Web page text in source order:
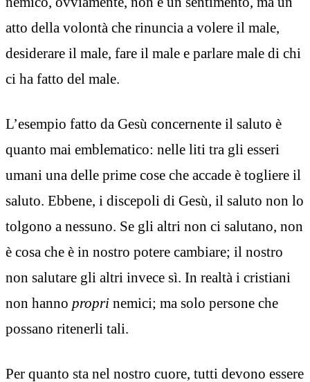
atto della volontà che rinuncia a volere il male,
desiderare il male, fare il male e parlare male di chi
ci ha fatto del male.
L’esempio fatto da Gesù concernente il saluto è
quanto mai emblematico: nelle liti tra gli esseri
umani una delle prime cose che accade è togliere il
saluto. Ebbene, i discepoli di Gesù, il saluto non lo
tolgono a nessuno. Se gli altri non ci salutano, non
è cosa che è in nostro potere cambiare; il nostro
non salutare gli altri invece sì. In realtà i cristiani
non hanno propri nemici; ma solo persone che
possano ritenerli tali.
Per quanto sta nel nostro cuore, tutti devono essere